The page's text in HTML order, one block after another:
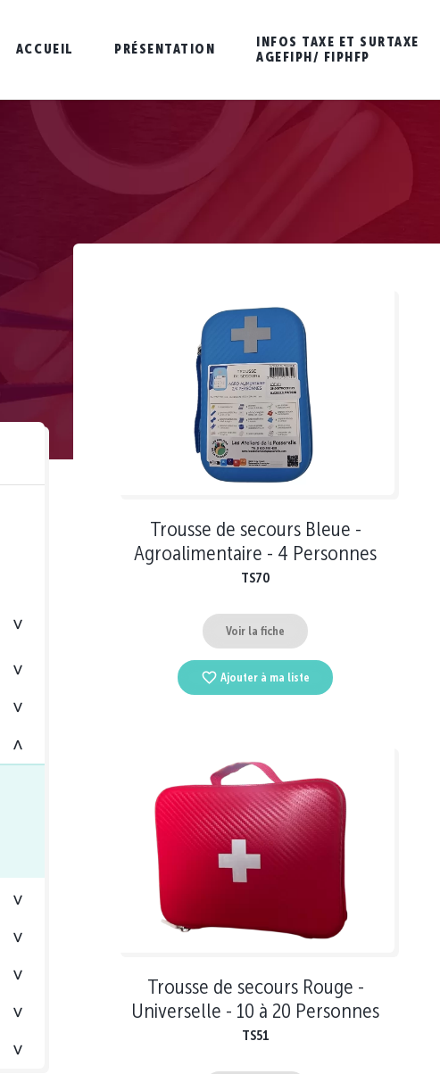
ACCUEIL PRÉSENTATION
INFOS TAXE ET SURTAXE
AGEFIPH/ FIPHFP
<
<
<
<
<
<
<
<
<
Trousse de secours Bleue -
Agroalimentaire - 4 Personnes
TS70
Voir la fiche
Ajouter à ma liste
Trousse de secours Rouge -
Universelle - 10 à 20 Personnes
TS51